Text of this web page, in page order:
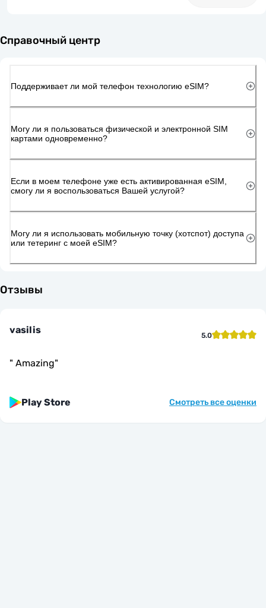
Справочный центр
Поддерживает ли мой телефон технологию eSIM?
Могу ли я пользоваться физической и электронной SIM
картами одновременно?
Если в моем телефоне уже есть активированная eSIM,
смогу ли я воспользоваться Вашей услугой?
Могу ли я использовать мобильную точку (хотспот) доступа
или тетеринг с моей eSIM?
Отзывы
vasilis 5.0
" Amazing"
Play Store Смотреть все оценки